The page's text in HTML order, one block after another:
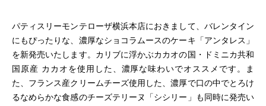
パティスリーモンテローザ横浜本店におきまして、バレンタイン
にもぴったりな、濃厚なショコラムースのケーキ「アンタレス」
を新発売いたします。カリブに浮かぶカカオの国・ドミニカ共和
国原産 カカオを使用した、濃厚な味わいでオススメです。ま
た、フランス産クリームチーズ使用した、濃厚で口の中でとろけ
るなめらかな食感のチーズテリーヌ「シシリー」も同時に発売い